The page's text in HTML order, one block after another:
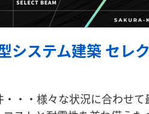
システム建築 セレ
・・様々な状況に合わせ